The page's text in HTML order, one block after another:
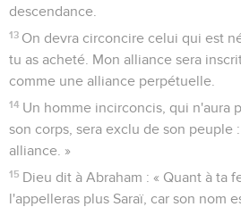
descendance.
13 On devra circoncire celui qui est
tu as acheté. Mon alliance sera
comme une alliance perpétuelle.
14 Un homme incirconcis, qui n'aura
son corps, sera exclu de son peuple
alliance. »
15 Dieu dit à Abraham : « Quant à ta
l'appelleras plus Saraï, car son nom